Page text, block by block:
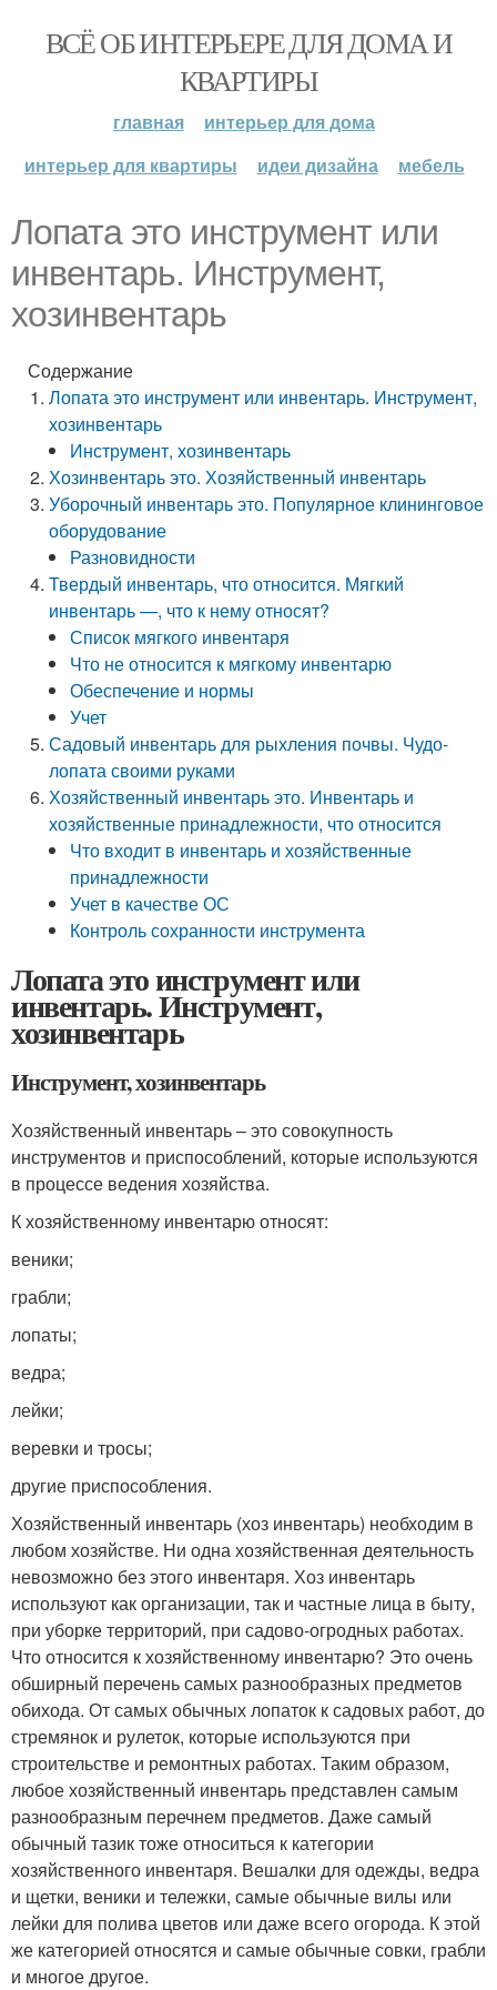
ВСЁ ОБ ИНТЕРЬЕРЕ ДЛЯ ДОМА И
КВАРТИРЫ
главная
интерьер для дома
интерьер для квартиры
идеи дизайна мебель
Лопата это инструмент или
инвентарь. Инструмент,
хозинвентарь
Содержание
Лопата это инструмент или инвентарь. Инструмент,
хозинвентарь
Инструмент, хозинвентарь
Хозинвентарь это. Хозяйственный инвентарь
Уборочный инвентарь это. Популярное клининговое
оборудование
Разновидности
Твердый инвентарь, что относится. Мягкий
инвентарь —, что к нему относят?
Список мягкого инвентаря
Что не относится к мягкому инвентарю
Обеспечение и нормы
Учет
Садовый инвентарь для рыхления почвы. Чудо-
лопата своими руками
Хозяйственный инвентарь это. Инвентарь и
хозяйственные принадлежности, что относится
Что входит в инвентарь и хозяйственные
принадлежности
Учет в качестве ОС
Контроль сохранности инструмента
Лопата это инструмент или
инвентарь. Инструмент,
хозинвентарь
Инструмент, хозинвентарь
Хозяйственный инвентарь – это совокупность
инструментов и приспособлений, которые используются
в процессе ведения хозяйства.
К хозяйственному инвентарю относят:
веники;
грабли;
лопаты;
ведра;
лейки;
веревки и тросы;
другие приспособления.
Хозяйственный инвентарь (хоз инвентарь) необходим в
любом хозяйстве. Ни одна хозяйственная деятельность
невозможно без этого инвентаря. Хоз инвентарь
используют как организации, так и частные лица в быту,
при уборке территорий, при садово-огродных работах.
Что относится к хозяйственному инвентарю? Это очень
обширный перечень самых разнообразных предметов
обихода. От самых обычных лопаток к садовых работ, до
стремянок и рулеток, которые используются при
строительстве и ремонтных работах. Таким образом,
любое хозяйственный инвентарь представлен самым
разнообразным перечнем предметов. Даже самый
обычный тазик тоже относиться к категории
хозяйственного инвентаря. Вешалки для одежды, ведра
и щетки, веники и тележки, самые обычные вилы или
лейки для полива цветов или даже всего огорода. К этой
же категорией относятся и самые обычные совки, грабли
и многое другое.